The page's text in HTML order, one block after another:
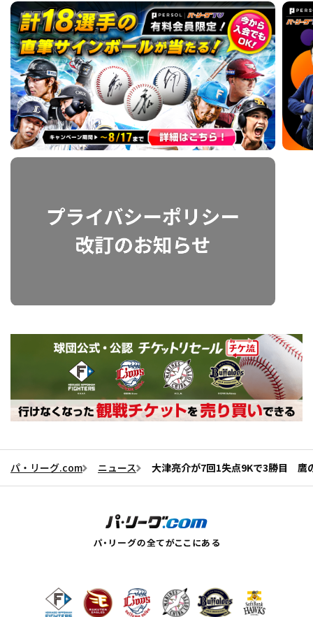
パ・リーグ.com ニュース 大津亮介が7回1失点9Kで3勝目 鷹